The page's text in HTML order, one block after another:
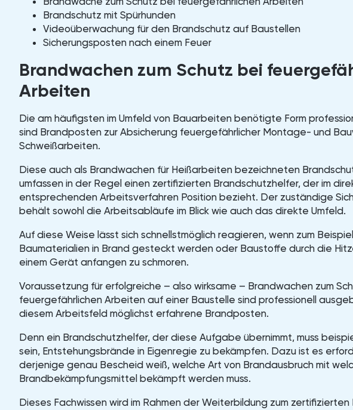
Brandschutz mit Spürhunden
Videoüberwachung für den Brandschutz auf Baustellen
Sicherungsposten nach einem Feuer
Brandwachen zum Schutz bei
Arbeiten
Die am häufigsten im Umfeld von Bauarbeiten benötigte Form
sind Brandposten zur Absicherung feuergefährlicher Montage- und
Schweißarbeiten.
Diese auch als Brandwachen für Heißarbeiten bezeichneten
umfassen in der Regel einen zertifizierten Brandschutzhelfer, der im
entsprechenden Arbeitsverfahren Position bezieht. Der zuständige
behält sowohl die Arbeitsabläufe im Blick wie auch das direkte Umfeld.
Auf diese Weise lässt sich schnellstmöglich reagieren, wenn zum
Baumaterialien in Brand gesteckt werden oder Baustoffe durch die
einem Gerät anfangen zu schmoren.
Voraussetzung für erfolgreiche – also wirksame – Brandwachen zum
feuergefährlichen Arbeiten auf einer Baustelle sind professionell
diesem Arbeitsfeld möglichst erfahrene Brandposten.
Denn ein Brandschutzhelfer, der diese Aufgabe übernimmt, muss
sein, Entstehungsbrände in Eigenregie zu bekämpfen. Dazu ist es
derjenige genau Bescheid weiß, welche Art von Brandausbruch mit
Brandbekämpfungsmittel bekämpft werden muss.
Dieses Fachwissen wird im Rahmen der Weiterbildung zum